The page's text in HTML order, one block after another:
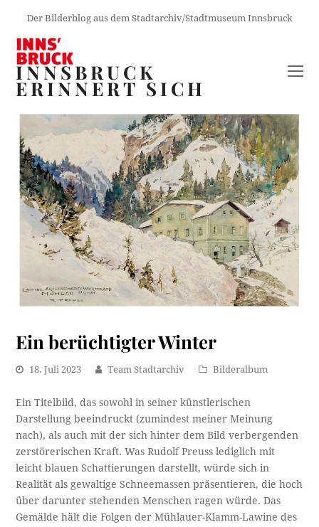
Der Bilderblog aus dem Stadtarchiv/Stadtmuseum Innsbruck
INNSBRUCK
ERINNERT SICH
Ein berüchtigter Winter
18. Juli 2023 Team Stadtarchiv Bilderalbum
Ein Titelbild, das sowohl in seiner künstlerischen
Darstellung beeindruckt (zumindest meiner Meinung
nach), als auch mit der sich hinter dem Bild verbergenden
zerstörerischen Kraft. Was Rudolf Preuss lediglich mit
leicht blauen Schattierungen darstellt, würde sich in
Realität als gewaltige Schneemassen präsentieren, die hoch
über darunter stehenden Menschen ragen würde. Das
Gemälde hält die Folgen der Mühlauer-Klamm-Lawine des